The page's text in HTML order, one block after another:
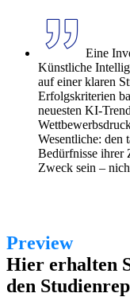
Eine
Künstliche
auf einer klaren
Erfolgskriterien
neuesten KI-
Wesentliche: den
Bedürfnisse ihrer
Zweck sein –
Preview
Hier erhalten
den